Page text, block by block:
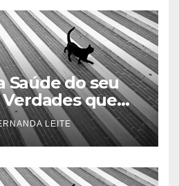
Saúde do seu
que
sua Vida
LEITE